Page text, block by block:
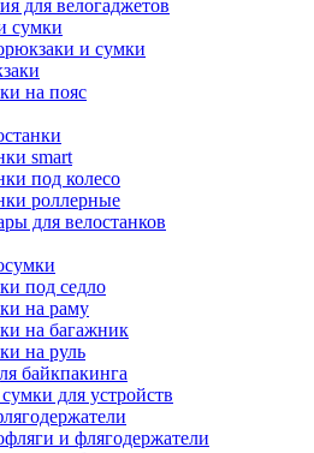
для велогаджетов
сумки
и сумки
на пояс
smart
под колесо
роллерные
для велостанков
под седло
на раму
на багажник
на руль
байкпакинга
для устройств
и флягодержатели